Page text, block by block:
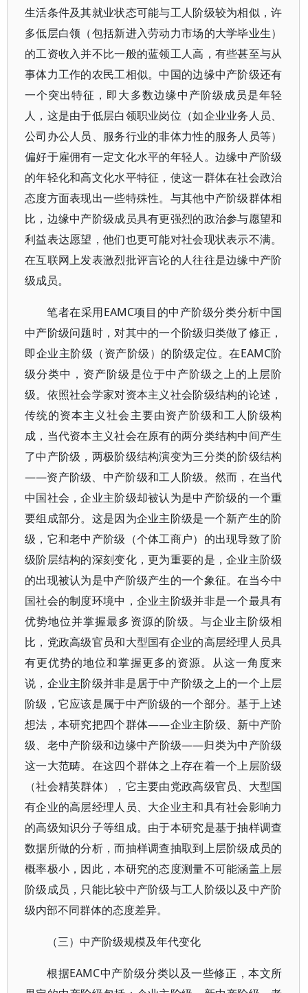
生活条件及其就业状态可能与工人阶级较为相似，许
多低层白领（包括新进入劳动力市场的大学毕业生）
的工资收入并不比一般的蓝领工人高，有些甚至与从
事体力工作的农民工相似。中国的边缘中产阶级还有
一个突出特征，即大多数边缘中产阶级成员是年轻
人，这是由于低层白领职业岗位（如企业业务人员、
公司办公人员、服务行业的非体力性的服务人员等）
偏好于雇佣有一定文化水平的年轻人。边缘中产阶级
的年轻化和高文化水平特征，使这一群体在社会政治
态度方面表现出一些特殊性。与其他中产阶级群体相
比，边缘中产阶级成员具有更强烈的政治参与愿望和
利益表达愿望，他们也更可能对社会现状表示不满。
在互联网上发表激烈批评言论的人往往是边缘中产阶
级成员。
笔者在采用EAMC项目的中产阶级分类分析中国
中产阶级问题时，对其中的一个阶级归类做了修正，
即企业主阶级（资产阶级）的阶级定位。在EAMC阶
级分类中，资产阶级是位于中产阶级之上的上层阶
级。依照社会学家对资本主义社会阶级结构的论述，
传统的资本主义社会主要由资产阶级和工人阶级构
成，当代资本主义社会在原有的两分类结构中间产生
了中产阶级，两极阶级结构演变为三分类的阶级结构
——资产阶级、中产阶级和工人阶级。然而，在当代
中国社会，企业主阶级却被认为是中产阶级的一个重
要组成部分。这是因为企业主阶级是一个新产生的阶
级，它和老中产阶级（个体工商户）的出现导致了阶
级阶层结构的深刻变化，更为重要的是，企业主阶级
的出现被认为是中产阶级产生的一个象征。在当今中
国社会的制度环境中，企业主阶级并非是一个最具有
优势地位并掌握最多资源的阶级。与企业主阶级相
比，党政高级官员和大型国有企业的高层经理人员具
有更优势的地位和掌握更多的资源。从这一角度来
说，企业主阶级并非是居于中产阶级之上的一个上层
阶级，它应该是属于中产阶级的一个部分。基于上述
想法，本研究把四个群体——企业主阶级、新中产阶
级、老中产阶级和边缘中产阶级——归类为中产阶级
这一大范畴。在这四个群体之上存在着一个上层阶级
（社会精英群体），它主要由党政高级官员、大型国
有企业的高层经理人员、大企业主和具有社会影响力
的高级知识分子等组成。由于本研究是基于抽样调查
数据所做的分析，而抽样调查抽取到上层阶级成员的
概率极小，因此，本研究的态度测量不可能涵盖上层
阶级成员，只能比较中产阶级与工人阶级以及中产阶
级内部不同群体的态度差异。
（三）中产阶级规模及年代变化
根据EAMC中产阶级分类以及一些修正，本文所